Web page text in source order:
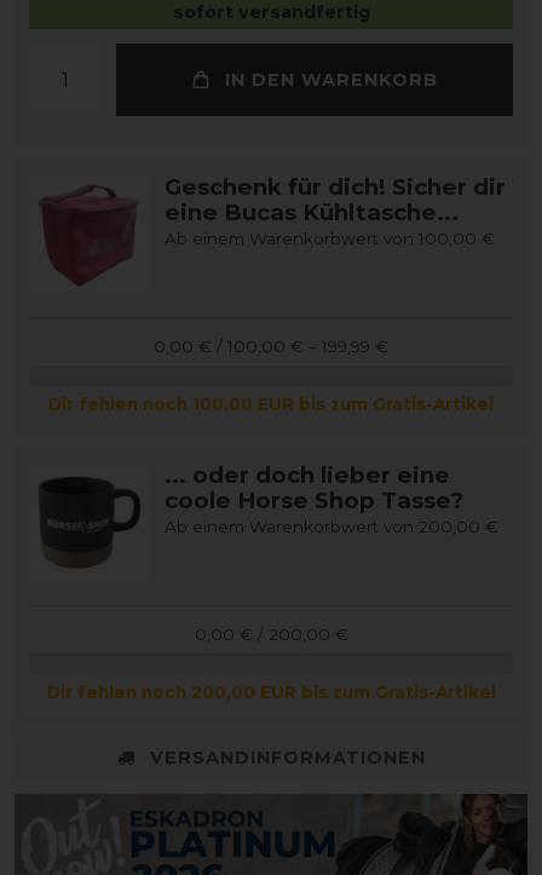
sofort versandfertig
IN DEN WARENKORB
Geschenk für dich! Sicher dir
eine Bucas Kühltasche...
Ab einem Warenkorbwert von 100,00 €
0,00 € / 100,00 € – 199,99 €
Dir fehlen noch 100,00 EUR bis zum Gratis-Artikel
... oder doch lieber eine
coole Horse Shop Tasse?
Ab einem Warenkorbwert von 200,00 €
0,00 € / 200,00 €
Dir fehlen noch 200,00 EUR bis zum Gratis-Artikel
VERSANDINFORMATIONEN